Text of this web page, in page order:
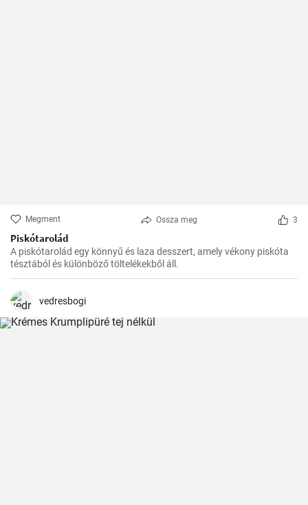
Megment Ossza meg 3
Piskótarolád
A piskótarolád egy könnyű és laza desszert, amely vékony piskóta
tésztából és különböző töltelékekből áll.
vedresbogi